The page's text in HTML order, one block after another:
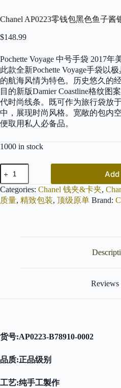
Chanel AP0223零钱包黑色鱼子酱
$148.99
Pochette Voyage 中号手袋 2017年
此款全新Pochette Voyage手袋以
的航海风情为特色。历史悠久的
目的新版Damier Coastline格纹图
代时尚线条。既可作为旅行袋放
中，展现时尚风格。宽敞的包内
便取用私人必备品。
1000 in stock
Chanel
AP0223
零
钱
包
版
Categories: Chanel 钱夹&卡夹,
质量, 精致包装, 顶级原单 Brand:
Reviews
货号:AP0223-B78910-0002
品质:正品级别
工艺:纯手工製作